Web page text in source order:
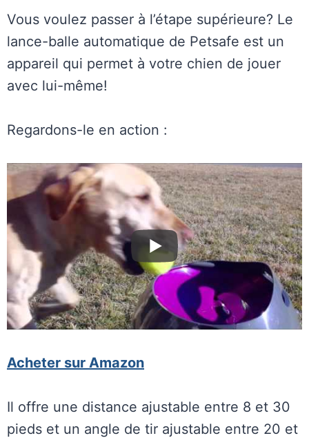
Vous voulez passer à l’étape supérieure? Le
lance-balle automatique de Petsafe est un
appareil qui permet à votre chien de jouer
avec lui-même!
Regardons-le en action :
Acheter sur Amazon
Il offre une distance ajustable entre 8 et 30
pieds et un angle de tir ajustable entre 20 et